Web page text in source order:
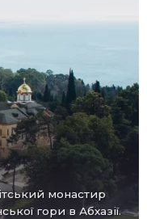
гори в Абхазії.